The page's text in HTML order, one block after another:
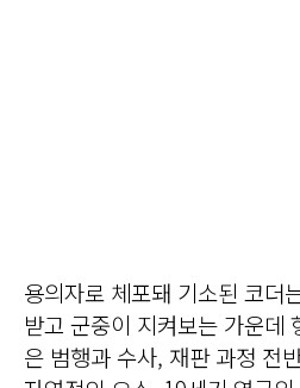
용의자로 체포돼 기소된 코더
받고 군중이 지켜보는 가운데
은 범행과 수사, 재판 과정 전